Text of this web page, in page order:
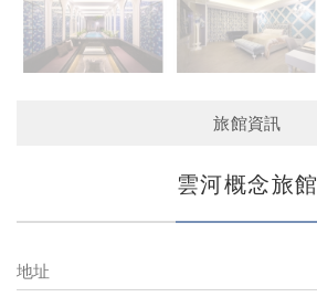
旅館資訊
雲河概念旅館
地址